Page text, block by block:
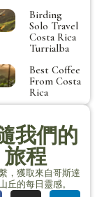
Birding
Solo Travel
Costa Rica
Turrialba
Best Coffee
From Costa
Rica
我們的
旅程
，獲取來自哥斯達
丘的每日靈感。